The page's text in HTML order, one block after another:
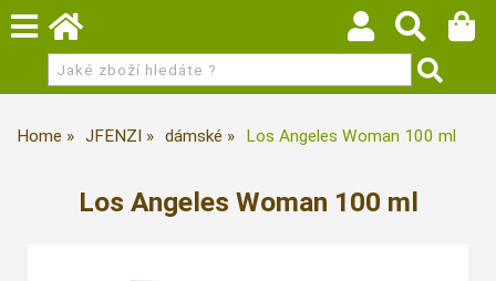
Home JFENZI dámské Los Angeles Woman 100 ml
Los Angeles Woman 100 ml